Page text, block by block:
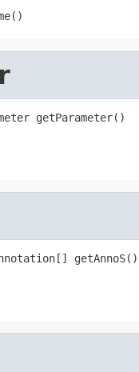
getParameter()
getAnnoS()